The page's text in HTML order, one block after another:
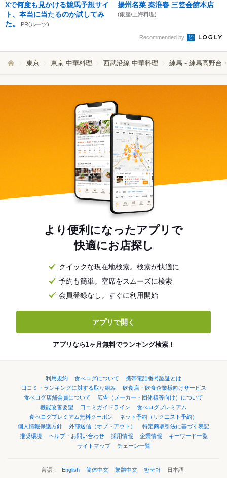
Xで何度も見かける競馬予想サイ
ト、本当に当たるのか試してみ
た。
PR(ルーツ)
揚州名菜 秦淮春 三笠会館本店
(銀座/上海料理)
Recommended by
東京 東京 中華料理 西武沿線 中華料理 練馬～練馬高野台
より便利になったアプリで
快適にお店探し
クイックな現在地検索。検索が快適に
予約も簡単。空席をスムーズに検索
会員登録なし。すぐに利用開始
アプリで開く
アプリなら1ヶ月無料でランキング検索！
利用規約 食べログについて
携帯電話番号認証とは
口コミ・ランキングに対する取り組み
飲食店・飲食企業様向けサービス
食べログ店舗会員について
広告（メーカー・団体様等向け）について
機能改善要望
口コミガイドライン
食べログプレミアム
食べログプレミアム無料クーポン
ネット予約（リクエスト予約）
個人情報保護方針
外部送信（オプトアウト）
特定商取引法に基づく表記
推奨環境
ヘルプ・お問い合わせ 採用情報 企業情報
キーワード一覧
サイトマップ
チェーン一覧
言語： English 简体中文 繁體中文 한국어 日本語